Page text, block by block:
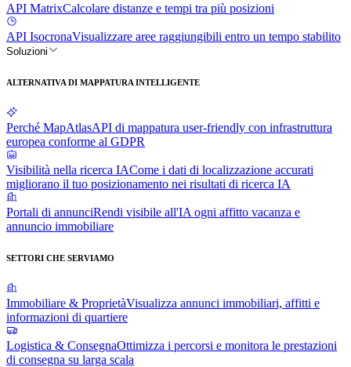
API MatrixCalcolare distanze e tempi tra più posizioni
API IsocronaVisualizzare aree raggiungibili entro un tempo stabilito
Soluzioni
ALTERNATIVA DI MAPPATURA INTELLIGENTE
Perché MapAtlasAPI di mappatura user-friendly con infrastruttura
europea conforme al GDPR
Visibilità nella ricerca IACome i dati di localizzazione accurati
migliorano il tuo posizionamento nei risultati di ricerca IA
Portali di annunciRendi visibile all'IA ogni affitto vacanza e
annuncio immobiliare
SETTORI CHE SERVIAMO
Immobiliare & ProprietàVisualizza annunci immobiliari, affitti e
informazioni di quartiere
Logistica & ConsegnaOttimizza i percorsi e monitora le prestazioni
di consegna su larga scala